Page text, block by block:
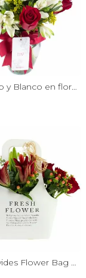
Ágata Rojo y Blanco en florero - rosas y astromelias
No me olvides Flower Bag Rojo - Arreglo Floral con liliums y rosas rojo, hypericum y eucaliptus dolar